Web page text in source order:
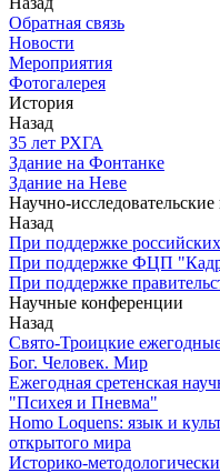
Обратная связь
Новости
Мероприятия
Фотогалерея
История
Назад
З5 лет РХГА
Здание на Фонтанке
Здание на Неве
Научно-
Назад
При поддержке
При поддержке ФЦП
При поддержке
Научные конференции
Назад
Свято-Троицкие
Бог. Человек. Мир
Ежегодная сретенская
"Психея и Пневма"
Homo Loquens: язык и
открытого мира
Историко-